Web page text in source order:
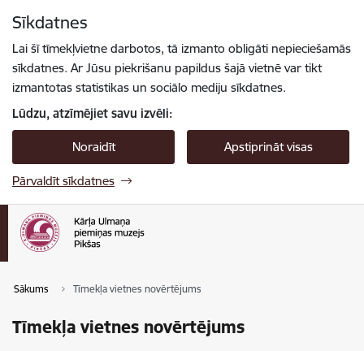
Sīkdatnes
Lai šī tīmekļvietne darbotos, tā izmanto obligāti nepieciešamās
sīkdatnes. Ar Jūsu piekrišanu papildus šajā vietnē var tikt
izmantotas statistikas un sociālo mediju sīkdatnes.
Lūdzu, atzīmējiet savu izvēli:
Noraidīt Apstiprināt visas
Pārvaldīt sīkdatnes
Sākums Tīmekļa vietnes novērtējums
Tīmekļa vietnes novērtējums